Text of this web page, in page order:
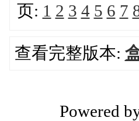
页: 1 2 3 4 5 6 7
查看完整版本:
Powered